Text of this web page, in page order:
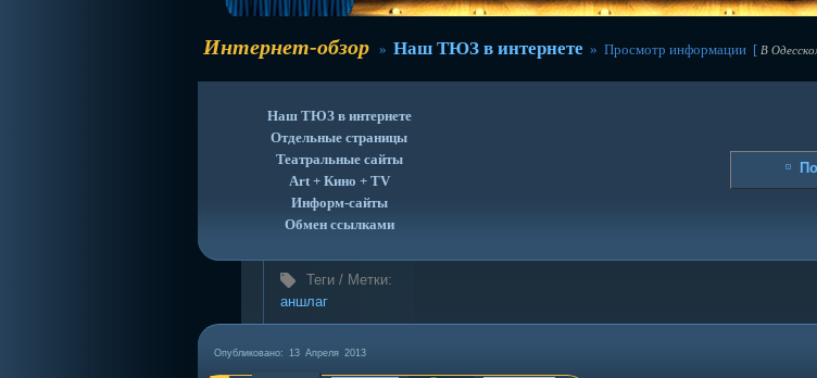
Интернет-обзор » Наш ТЮЗ в интернете » Просмотр информации [ В
Наш ТЮЗ в интернете
Отдельные страницы
Театральные сайты
Art + Кино + TV
Информ-сайты
Обмен ссылками
Теги / Метки:
аншлаг
Опубликовано: 13 Апреля 2013